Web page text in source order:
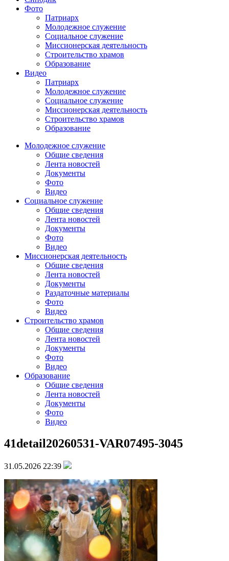
Фото
Патриарх
Молодежное служение
Социальное служение
Миссионерская деятельность
Строительство храмов
Образование
Видео
Патриарх
Молодежное служение
Социальное служение
Миссионерская деятельность
Строительство храмов
Образование
Молодежное служение
Общие сведения
Лента новостей
Документы
Фото
Видео
Социальное служение
Общие сведения
Лента новостей
Документы
Фото
Видео
Миссионерская деятельность
Общие сведения
Лента новостей
Документы
Раздаточные материалы
Фото
Видео
Строительство храмов
Общие сведения
Лента новостей
Документы
Фото
Видео
Образование
Общие сведения
Лента новостей
Документы
Фото
Видео
41detail20260531-VAR07495-3045
31.05.2026 22:39